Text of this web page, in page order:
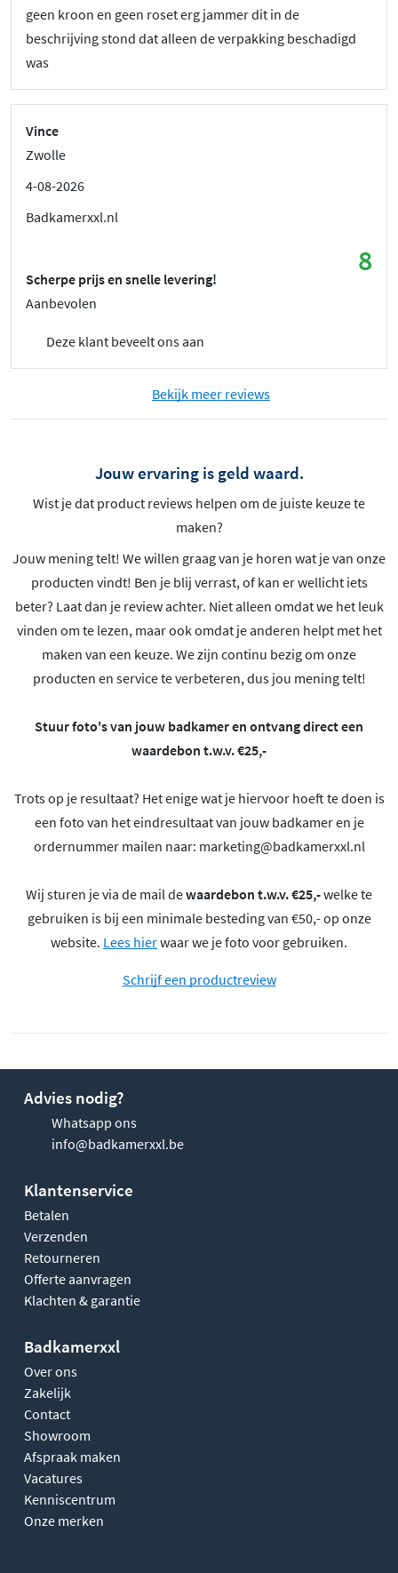
geen kroon en geen roset erg jammer dit in de
beschrijving stond dat alleen de verpakking beschadigd
was
Vince
Zwolle
4-08-2026
Badkamerxxl.nl
8
Scherpe prijs en snelle levering!
Aanbevolen
Deze klant beveelt ons aan
Bekijk meer reviews
Jouw ervaring is geld waard.
Wist je dat product reviews helpen om de juiste keuze te
maken?
Jouw mening telt! We willen graag van je horen wat je van onze
producten vindt! Ben je blij verrast, of kan er wellicht iets
beter? Laat dan je review achter. Niet alleen omdat we het leuk
vinden om te lezen, maar ook omdat je anderen helpt met het
maken van een keuze. We zijn continu bezig om onze
producten en service te verbeteren, dus jou mening telt!
Stuur foto's van jouw badkamer en ontvang direct een
waardebon t.w.v. €25,-
Trots op je resultaat? Het enige wat je hiervoor hoeft te doen is
een foto van het eindresultaat van jouw badkamer en je
ordernummer mailen naar: marketing@badkamerxxl.nl
Wij sturen je via de mail dewaardebon t.w.v. €25,-welke te
gebruiken is bij een minimale besteding van €50,- op onze
website. Lees hierwaar we je foto voor gebruiken.
Schrijf een productreview
Advies nodig?
Whatsapp ons
info@badkamerxxl.be
Klantenservice
Betalen
Verzenden
Retourneren
Offerte aanvragen
Klachten & garantie
Badkamerxxl
Over ons
Zakelijk
Contact
Showroom
Afspraak maken
Vacatures
Kenniscentrum
Onze merken